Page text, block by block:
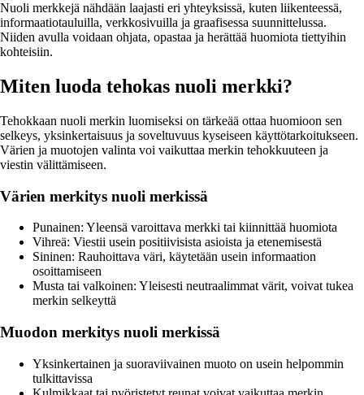
Nuoli merkkejä nähdään laajasti eri yhteyksissä, kuten liikenteessä,
informaatiotauluilla, verkkosivuilla ja graafisessa suunnittelussa.
Niiden avulla voidaan ohjata, opastaa ja herättää huomiota tiettyihin
kohteisiin.
Miten luoda tehokas nuoli merkki?
Tehokkaan nuoli merkin luomiseksi on tärkeää ottaa huomioon sen
selkeys, yksinkertaisuus ja soveltuvuus kyseiseen käyttötarkoitukseen.
Värien ja muotojen valinta voi vaikuttaa merkin tehokkuuteen ja
viestin välittämiseen.
Värien merkitys nuoli merkissä
Punainen: Yleensä varoittava merkki tai kiinnittää huomiota
Vihreä: Viestii usein positiivisista asioista ja etenemisestä
Sininen: Rauhoittava väri, käytetään usein informaation
osoittamiseen
Musta tai valkoinen: Yleisesti neutraalimmat värit, voivat tukea
merkin selkeyttä
Muodon merkitys nuoli merkissä
Yksinkertainen ja suoraviivainen muoto on usein helpommin
tulkittavissa